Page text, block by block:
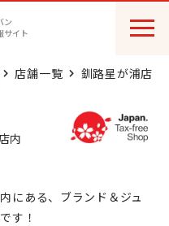
ン
サイト
店舗一覧 釧路星が浦店
内
にある、ブランド＆ジュ
す！